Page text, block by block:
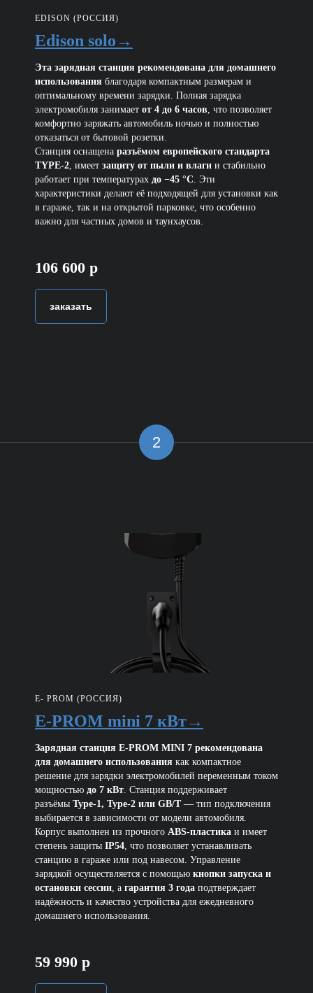
EDISON (РОССИЯ)
Edison solo →
Эта зарядная станция рекомендована для домашнего
использования благодаря компактным размерам и
оптимальному времени зарядки. Полная зарядка
электромобиля занимает от 4 до 6 часов, что позволяет
комфортно заряжать автомобиль ночью и полностью
отказаться от бытовой розетки.
Станция оснащена разъёмом европейского стандарта
TYPE-2, имеет защиту от пыли и влаги и стабильно
работает при температурах до −45 °C. Эти
характеристики делают её подходящей для установки как
в гараже, так и на открытой парковке, что особенно
важно для частных домов и таунхаусов.
106 600 р
заказать
2
E- PROM (РОССИЯ)
E-PROM mini 7 кВт→
Зарядная станция E-PROM MINI 7 рекомендована
для домашнего использования как компактное
решение для зарядки электромобилей переменным током
мощностью до 7 кВт. Станция поддерживает
разъёмы Type-1, Type-2 или GB/T— тип подключения
выбирается в зависимости от модели автомобиля.
Корпус выполнен из прочного ABS-пластика и имеет
степень защиты IP54, что позволяет устанавливать
станцию в гараже или под навесом. Управление
зарядкой осуществляется с помощью кнопки запуска и
остановки сессии, а гарантия 3 года подтверждает
надёжность и качество устройства для ежедневного
домашнего использования.
59 990 р